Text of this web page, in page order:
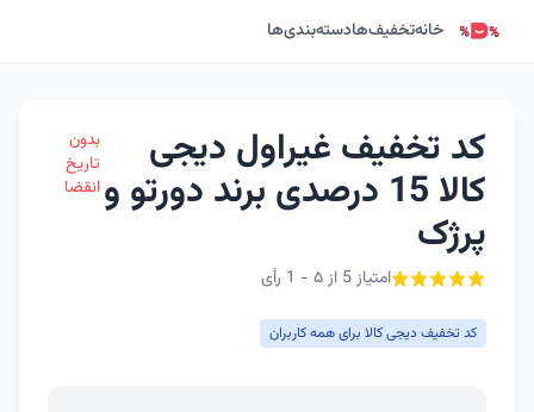
خانهتخفیف‌هادسته‌بندی‌ها
کد تخفیف غیراول دیجی
کالا 15 درصدی برند دورتو و
پرژک
امتیاز 5 از ۵ - 1 رأی
بدون
تاریخ
انقضا
کد تخفیف دیجی کالا برای همه کاربران